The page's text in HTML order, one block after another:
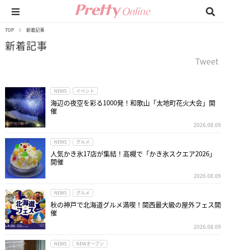
TOP 新着記事
新着記事
Tweet
NEWS イベント
海辺の夜空を彩る1000発！和歌山「太地町花火大会」開
催
2026.08.09
NEWS グルメ
人気かき氷17店が集結！高槻で「かき氷スクエア2026」
開催
2026.08.09
NEWS グルメ
秋の神戸で北海道グルメ満喫！関西最大級の屋外フェス開
催
2026.08.09
NEWS NEWオープン